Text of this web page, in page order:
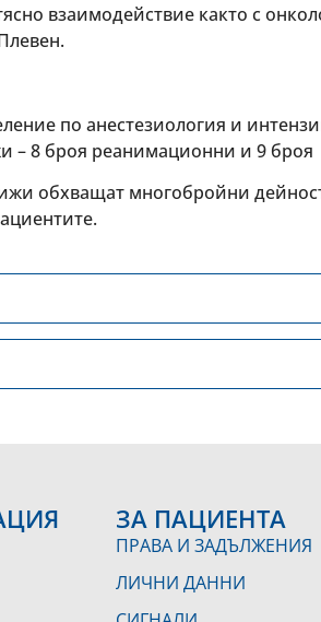
взаимодействие както с
по анестезиология и
– 8 броя реанимационни и 9
обхващат многобройни
ЗА ПАЦИЕНТА
ПРАВА И ЗАДЪЛЖЕНИЯ
ЛИЧНИ ДАННИ